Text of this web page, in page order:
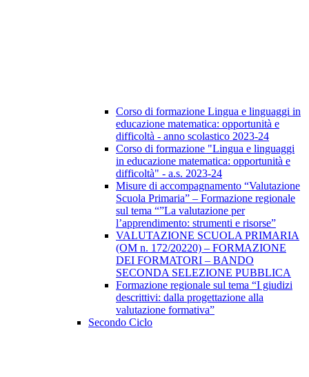
Corso di formazione Lingua e linguaggi in
educazione matematica: opportunità e
difficoltà - anno scolastico 2023-24
Corso di formazione "Lingua e linguaggi
in educazione matematica: opportunità e
difficoltà" - a.s. 2023-24
Misure di accompagnamento “Valutazione
Scuola Primaria” – Formazione regionale
sul tema “”La valutazione per
l’apprendimento: strumenti e risorse”
VALUTAZIONE SCUOLA PRIMARIA
(OM n. 172/20220) – FORMAZIONE
DEI FORMATORI – BANDO
SECONDA SELEZIONE PUBBLICA
Formazione regionale sul tema “I giudizi
descrittivi: dalla progettazione alla
valutazione formativa”
Secondo Ciclo